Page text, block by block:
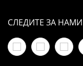
СЛЕДИТЕ ЗА НАМИ